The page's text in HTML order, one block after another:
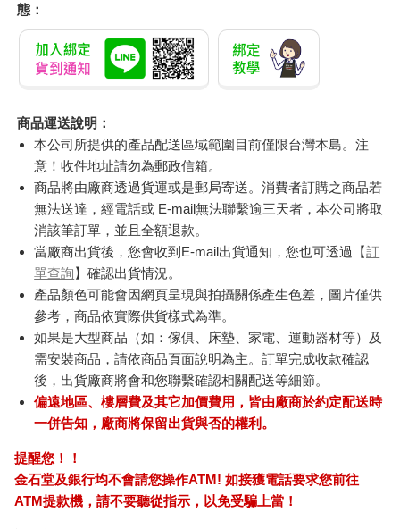
態：
商品運送說明：
本公司所提供的產品配送區域範圍目前僅限台灣本島。注
意！收件地址請勿為郵政信箱。
商品將由廠商透過貨運或是郵局寄送。消費者訂購之商品若
無法送達，經電話或 E-mail無法聯繫逾三天者，本公司將取
消該筆訂單，並且全額退款。
當廠商出貨後，您會收到E-mail出貨通知，您也可透過【訂
單查詢】確認出貨情況。
產品顏色可能會因網頁呈現與拍攝關係產生色差，圖片僅供
參考，商品依實際供貨樣式為準。
如果是大型商品（如：傢俱、床墊、家電、運動器材等）及
需安裝商品，請依商品頁面說明為主。訂單完成收款確認
後，出貨廠商將會和您聯繫確認相關配送等細節。
偏遠地區、樓層費及其它加價費用，皆由廠商於約定配送時
一併告知，廠商將保留出貨與否的權利。
提醒您！！
金石堂及銀行均不會請您操作ATM! 如接獲電話要求您前往
ATM提款機，請不要聽從指示，以免受騙上當！